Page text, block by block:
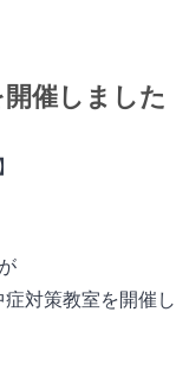
催しました
対策教室を開催